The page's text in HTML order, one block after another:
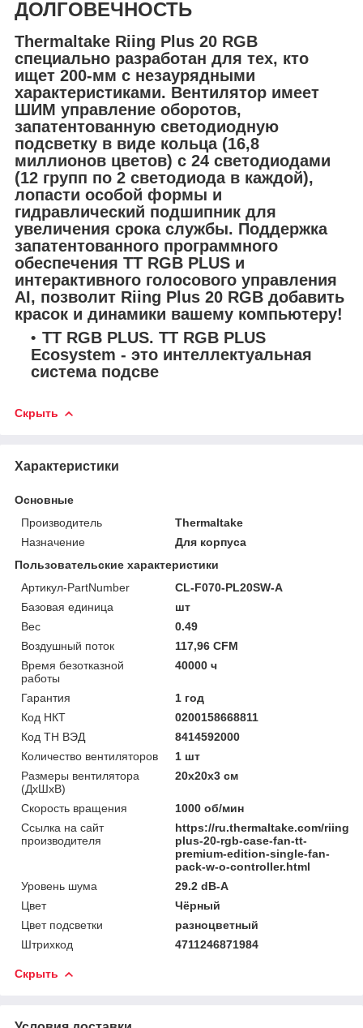
ДОЛГОВЕЧНОСТЬ
Thermaltake Riing Plus 20 RGB
специально разработан для тех, кто
ищет 200-мм с незаурядными
характеристиками. Вентилятор имеет
ШИМ управление оборотов,
запатентованную светодиодную
подсветку в виде кольца (16,8
миллионов цветов) с 24 светодиодами
(12 групп по 2 светодиода в каждой),
лопасти особой формы и
гидравлический подшипник для
увеличения срока службы. Поддержка
запатентованного программного
обеспечения TT RGB PLUS и
интерактивного голосового управления
AI, позволит Riing Plus 20 RGB добавить
красок и динамики вашему компьютеру!
TT RGB PLUS. TT RGB PLUS
Ecosystem - это интеллектуальная
система подсве
Скрыть
Характеристики
Основные
Производитель
Thermaltake
Назначение
Для корпуса
Пользовательские характеристики
Артикул-PartNumber
CL-F070-PL20SW-A
Базовая единица
шт
Вес
0.49
Воздушный поток
117,96 CFM
Время безотказной
работы
40000 ч
Гарантия
1 год
Код НКТ
0200158668811
Код ТН ВЭД
8414592000
Количество вентиляторов
1 шт
Размеры вентилятора
(ДхШхВ)
20х20х3 см
Скорость вращения
1000 об/мин
Ссылка на сайт
производителя
https://ru.thermaltake.com/riing-
plus-20-rgb-case-fan-tt-
premium-edition-single-fan-
pack-w-o-controller.html
Уровень шума
29.2 dB-A
Цвет
Чёрный
Цвет подсветки
разноцветный
Штрихкод
4711246871984
Скрыть